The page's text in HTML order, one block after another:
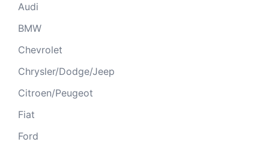
Audi
BMW
Chevrolet
Chrysler/Dodge/Jeep
Citroen/Peugeot
Fiat
Ford